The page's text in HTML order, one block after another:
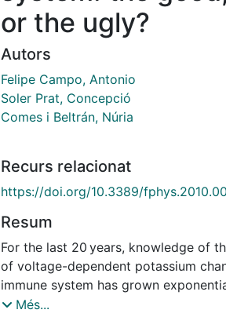
or the ugly?
Autors
Felipe Campo, Antonio
Soler Prat, Concepció
Comes i Beltrán, Núria
Recurs relacionat
https://doi.org/10.3389/
Resum
For the last 20 years, knowledge of
of voltage-dependent potassium
immune system has grown
express a limited repertoire of Kv
Més...